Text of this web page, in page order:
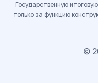
Государственную
только за функцию
©